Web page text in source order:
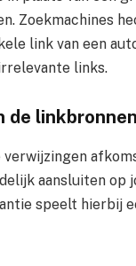
Zoekmachines
link van een
links.
de linkbronnen
aansluiten op
speelt hierbij